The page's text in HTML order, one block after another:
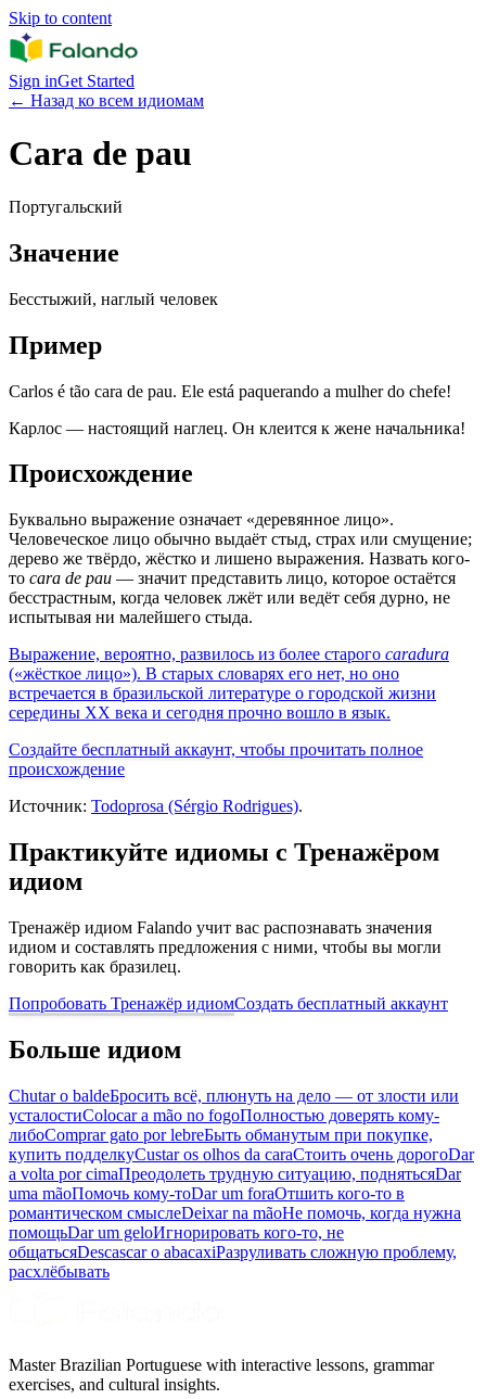
Skip to content
Sign inGet Started
← Назад ко всем идиомам
Cara de pau
Португальский
Значение
Бесстыжий, наглый человек
Пример
Carlos é tão cara de pau. Ele está paquerando a mulher do chefe!
Карлос — настоящий наглец. Он клеится к жене начальника!
Происхождение
Буквально выражение означает «деревянное лицо».
Человеческое лицо обычно выдаёт стыд, страх или смущение;
дерево же твёрдо, жёстко и лишено выражения. Назвать кого-
то cara de pau — значит представить лицо, которое остаётся
бесстрастным, когда человек лжёт или ведёт себя дурно, не
испытывая ни малейшего стыда.
Выражение, вероятно, развилось из более старого caradura
(«жёсткое лицо»). В старых словарях его нет, но оно
встречается в бразильской литературе о городской жизни
середины XX века и сегодня прочно вошло в язык.
Создайте бесплатный аккаунт, чтобы прочитать полное
происхождение
Источник: Todoprosa (Sérgio Rodrigues).
Практикуйте идиомы с Тренажёром
идиом
Тренажёр идиом Falando учит вас распознавать значения
идиом и составлять предложения с ними, чтобы вы могли
говорить как бразилец.
Попробовать Тренажёр идиомСоздать бесплатный аккаунт
Больше идиом
Chutar o baldeБросить всё, плюнуть на дело — от злости или
усталостиColocar a mão no fogoПолностью доверять кому-
либоComprar gato por lebreБыть обманутым при покупке,
купить подделкуCustar os olhos da caraСтоить очень дорогоDar
a volta por cimaПреодолеть трудную ситуацию, поднятьсяDar
uma mãoПомочь кому-тоDar um foraОтшить кого-то в
романтическом смыслеDeixar na mãoНе помочь, когда нужна
помощьDar um geloИгнорировать кого-то, не
общатьсяDescascar o abacaxiРазруливать сложную проблему,
расхлёбывать
Master Brazilian Portuguese with interactive lessons, grammar
exercises, and cultural insights.